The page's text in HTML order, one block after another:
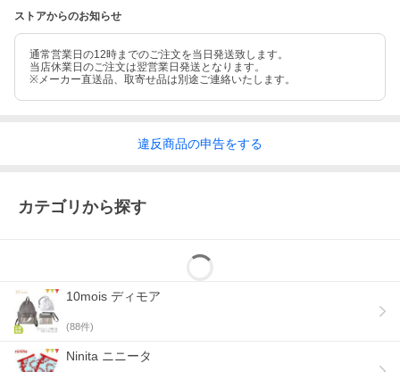
ストアからのお知らせ
通常営業日の12時までのご注文を当日発送致します。
当店休業日のご注文は翌営業日発送となります。
※メーカー直送品、取寄せ品は別途ご連絡いたします。
違反商品の申告をする
カテゴリから探す
10mois ディモア
(88件)
Ninita ニニータ